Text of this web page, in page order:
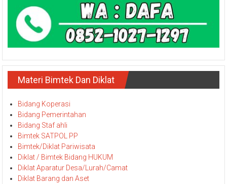
Materi Bimtek Dan Diklat
Bidang Koperasi
Bidang Pemerintahan
Bidang Staf ahli
Bimtek SATPOL PP
Bimtek/Diklat Pariwisata
Diklat / Bimtek Bidang HUKUM
Diklat Aparatur Desa/Lurah/Camat
Diklat Barang dan Aset